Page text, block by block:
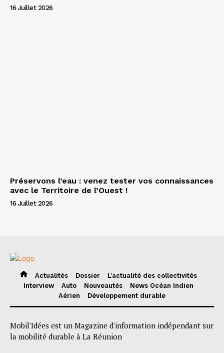
16 Juillet 2026
Préservons l’eau : venez tester vos connaissances
avec le Territoire de l’Ouest !
16 Juillet 2026
Actualités Dossier
L’actualité des collectivités
Interview
Auto Nouveautés
News Océan Indien
Aérien
Développement durable
Mobil'Idées est un Magazine d'information indépendant sur
la mobilité durable à La Réunion